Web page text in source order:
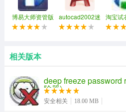
博易大师资管版
autocad2002迷
你版
淘宝试
相关版本
deep freeze password
除器)
安全相关 18.00 MB